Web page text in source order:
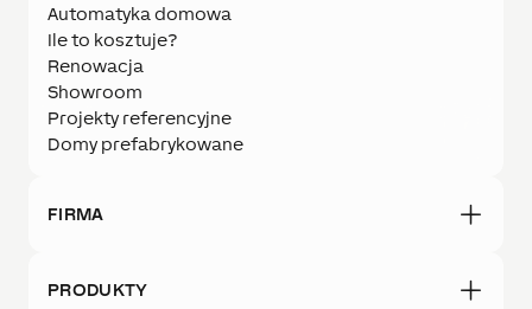
Automatyka domowa
Ile to kosztuje?
Renowacja
Showroom
Projekty referencyjne
Domy prefabrykowane
FIRMA
PRODUKTY